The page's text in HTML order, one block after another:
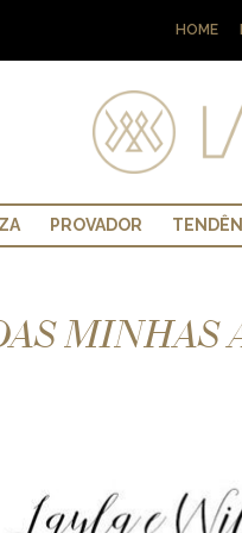
HOME
PROVADOR
MINHAS